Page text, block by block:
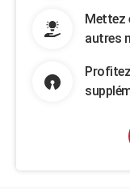
Mettez
autres